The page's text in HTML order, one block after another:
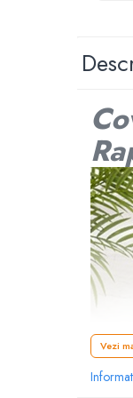
Prajitoare de paine
Ghiozdane si genti
Ingrijire personala &
Periute de dinti
Accesorii Periute
Accesorii aparate
Accesorii aparate
Aparate cosmetice
Aparate de ras si
Aparate masaj
Aparate pentru
Vezi